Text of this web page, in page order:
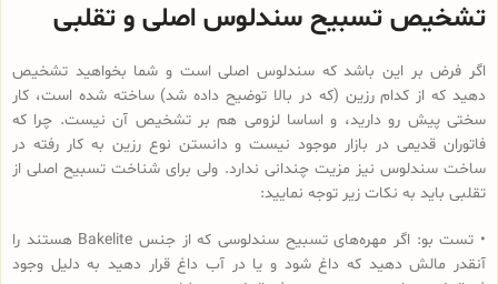
تشخیص تسبیح سندلوس اصلی و تقلبی
اگر فرض بر این باشد که سندلوس اصلی است و شما بخواهید تشخیص
دهید که از کدام رزین (که در بالا توضیح داده شد) ساخته شده است، کار
سختی پیش رو دارید، و اساسا لزومی هم بر تشخیص آن نیست. چرا که
فاتوران قدیمی در بازار موجود نیست و دانستن نوع رزین به کار رفته در
ساخت سندلوس نیز مزیت چندانی ندارد. ولی برای شناخت تسبیح اصلی از
تقلبی باید به نکات زیر توجه نمایید:
• تست بو: اگر مهره‌های تسبیح‌ سندلوسی که از جنس Bakelite هستند را
آنقدر مالش دهید که داغ شود و یا در آب داغ قرار دهید به دلیل وجود